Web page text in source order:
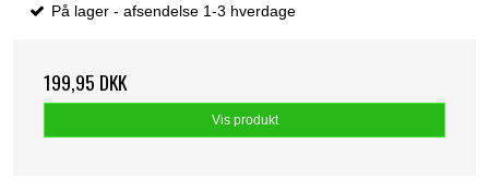
På lager - afsendelse 1-3 hverdage
199,95 DKK
Vis produkt